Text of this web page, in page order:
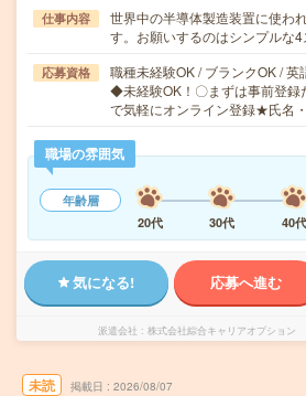
仕事内容
世界中の半導体製造装置に使わ
す。お願いするのはシンプルな
応募資格
職種未経験OK / ブランクOK / 英
◆未経験OK！〇まずは事前登録
で気軽にオンライン登録★氏名
職場の雰囲気
年齢層
20代
30代 40代
気になる! 応募へ進む
派遣会社 株式会社綜合キャリアオプション
未読 掲載日 2026/08/07